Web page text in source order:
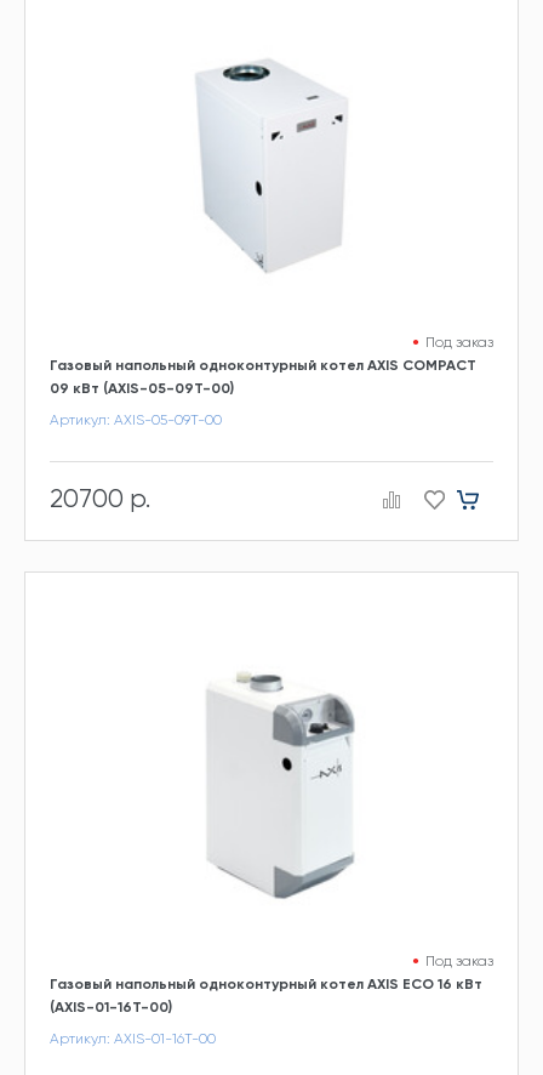
Под заказ
Газовый напольный одноконтурный котел AXIS COMPACT
09 кВт (AXIS-05-09T-00)
Артикул: AXIS-05-09T-00
20700 р.
Под заказ
Газовый напольный одноконтурный котел AXIS ECO 16 кВт
(AXIS-01-16T-00)
Артикул: AXIS-01-16T-00